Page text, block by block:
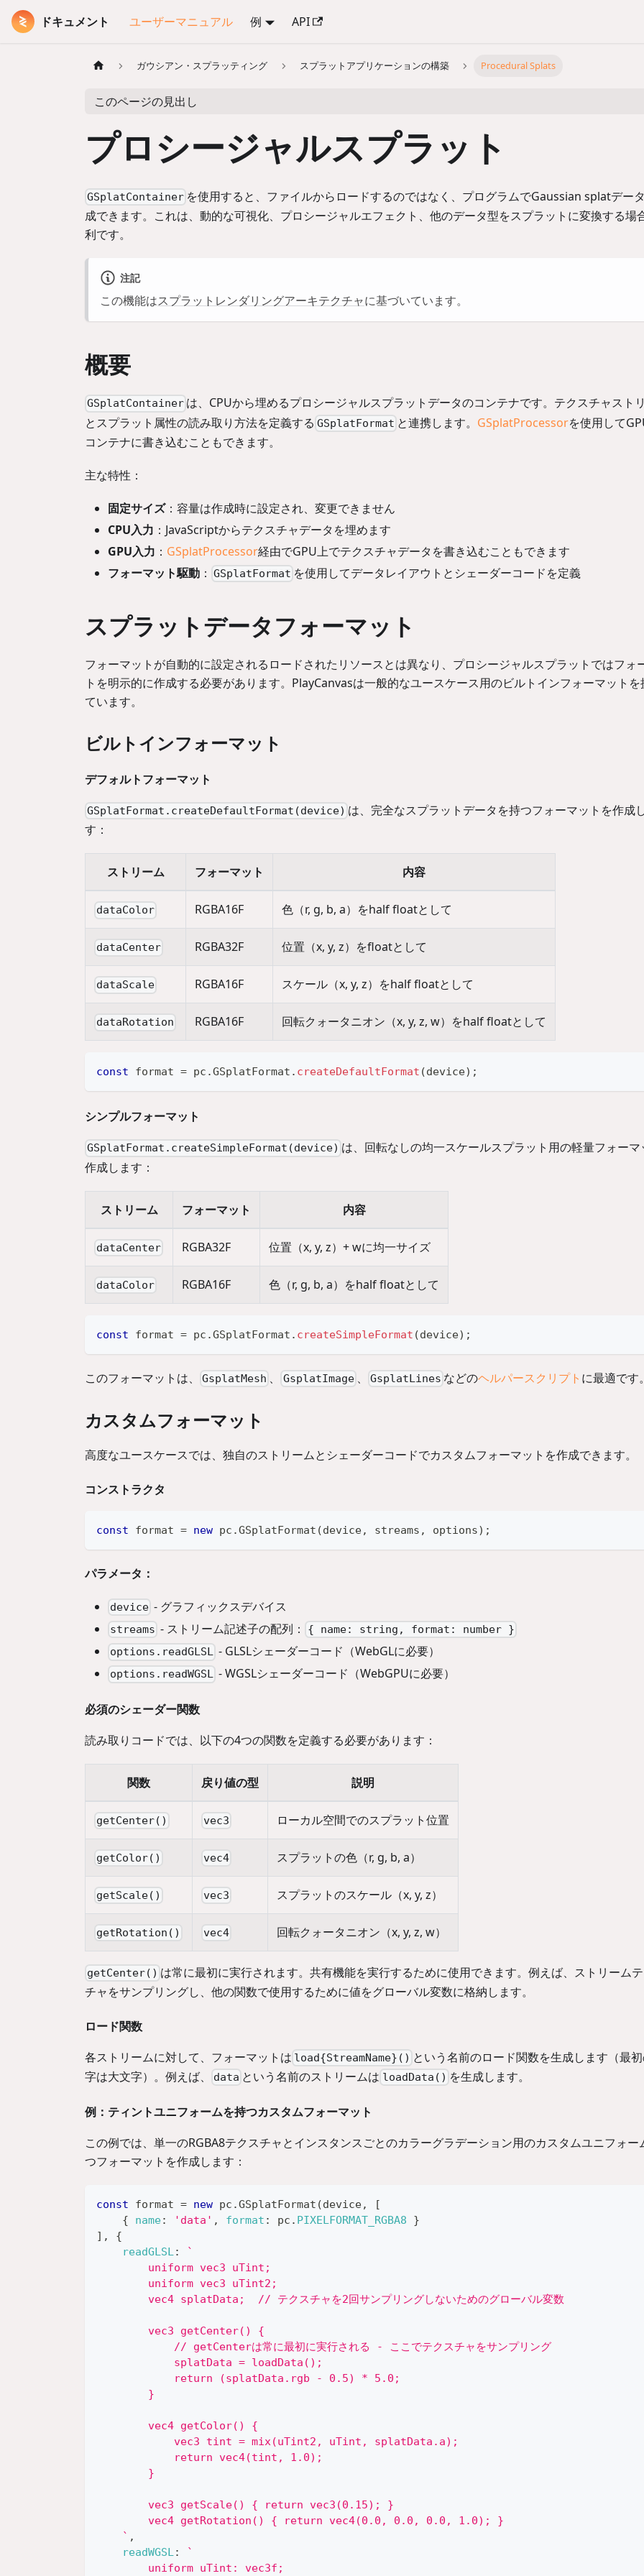
ドキュメント ユーザーマニュアル 例 API
ガウシアン・スプラッティング スプラットアプリケーションの構築 Procedural Splats
このページの見出し
プロシージャルスプラット
GSplatContainer を使用すると、ファイルからロードするのではなく、プログラムでGaussian splatデー
成できます。これは、動的な可視化、プロシージャルエフェクト、他のデータ型をスプラットに変換する場
利です。
注記
この機能はスプラットレンダリングアーキテクチャに基づいています。
概要
GSplatContainer は、CPUから埋めるプロシージャルスプラットデータのコンテナです。テクスチャスト
とスプラット属性の読み取り方法を定義する GSplatFormat と連携します。 GSplatProcessorを使用して
コンテナに書き込むこともできます。
主な特性：
固定サイズ：容量は作成時に設定され、変更できません
CPU入力 ：JavaScriptからテクスチャデータを埋めます
GPU入力 ： GSplatProcessor経由でGPU上でテクスチャデータを書き込むこともできます
フォーマット駆動 ： GSplatFormat を使用してデータレイアウトとシェーダーコードを定義
スプラットデータフォーマット
フォーマットが自動的に設定されるロードされたリソースとは異なり、プロシージャルスプラットではフォ
トを明示的に作成する必要があります。PlayCanvasは一般的なユースケース用のビルトインフォーマットを
ています。
ビルトインフォーマット
デフォルトフォーマット
GSplatFormat.createDefaultFormat(device) は、完全なスプラットデータを持つフォーマットを作成
す：
ストリーム フォーマット 内容
dataColor RGBA16F 色（r, g, b, a）をhalf floatとして
dataCenter RGBA32F 位置（x, y, z）をfloatとして
dataScale RGBA16F スケール（x, y, z）をhalf floatとして
dataRotation RGBA16F 回転クォータニオン（x, y, z, w）をhalf floatとして
const format = pc .GSplatFormat . createDefaultFormat (device) ;
シンプルフォーマット
GSplatFormat.createSimpleFormat(device) は、回転なしの均一スケールスプラット用の軽量フォー
作成します：
ストリーム フォーマット 内容
dataCenter RGBA32F 位置（x, y, z）+ wに均一サイズ
dataColor RGBA16F 色（r, g, b, a）をhalf floatとして
const format = pc .GSplatFormat . createSimpleFormat (device) ;
このフォーマットは、 GsplatMesh 、 GsplatImage、 GsplatLines などのヘルパースクリプト に最適です
カスタムフォーマット
高度なユースケースでは、独自のストリームとシェーダーコードでカスタムフォーマットを作成できます。
コンストラクタ
const format = new pc .GSplatFormat (device, streams , options) ;
パラメータ：
device - グラフィックスデバイス
streams - ストリーム記述子の配列：
{ name: string, format: number }
options.readGLSL - GLSLシェーダーコード（WebGLに必要）
options.readWGSL - WGSLシェーダーコード（WebGPUに必要）
必須のシェーダー関数
読み取りコードでは、以下の4つの関数を定義する必要があります：
関数 戻り値の型 説明
getCenter() vec3 ローカル空間でのスプラット位置
getColor() vec4 スプラットの色（r, g, b, a）
getScale() vec3 スプラットのスケール（x, y, z）
getRotation() vec4 回転クォータニオン（x, y, z, w）
getCenter() は常に最初に実行されます。共有機能を実行するために使用できます。例えば、ストリーム
チャをサンプリングし、他の関数で使用するために値をグローバル変数に格納します。
ロード関数
各ストリームに対して、フォーマットは load{StreamName}() という名前のロード関数を生成します（最
字は大文字）。例えば、
data という名前のストリームは loadData() を生成します。
例：ティントユニフォームを持つカスタムフォーマット
この例では、単一のRGBA8テクスチャとインスタンスごとのカラーグラデーション用のカスタムユニフォー
つフォーマットを作成します：
const format = new pc .GSplatFormat (device,
[
{
name: 'data' , format : pc . PIXELFORMAT_RGBA8
}
] ,
{
readGLSL:
`
        uniform vec3 uTint;
        uniform vec3 uTint2;
        vec4 splatData;  // テクスチャを2回サンプリングしないためのグローバル変数
        vec3 getCenter() {
            // getCenterは常に最初に実行される - ここでテクスチャをサンプリング
            splatData = loadData();
            return (splatData.rgb - 0.5) * 5.0;
        }
        vec4 getColor() {
            vec3 tint = mix(uTint2, uTint, splatData.a);
            return vec4(tint, 1.0);
        }
        vec3 getScale() { return vec3(0.15); }
        vec4 getRotation() { return vec4(0.0, 0.0, 0.0, 1.0); }
` ,
readWGSL:
`
        uniform uTint: vec3f;